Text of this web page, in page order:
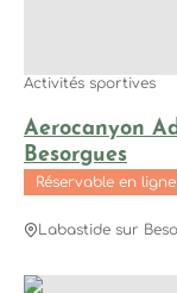
Aerocanyon
Besorgues
Activités sportives
Réservable en ligne
Labastide sur
Aerocanyon